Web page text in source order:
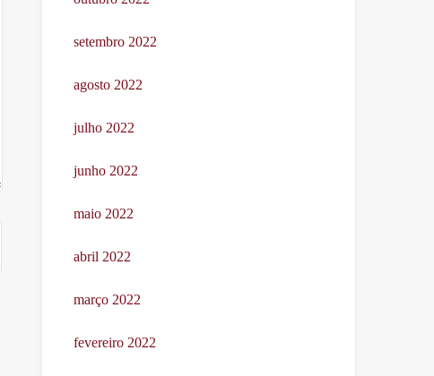
setembro 2022
agosto 2022
julho 2022
junho 2022
maio 2022
abril 2022
março 2022
fevereiro 2022